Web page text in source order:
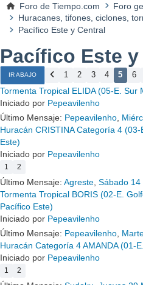
Foro de Tiempo.com
Foro
Huracanes, tifones, ciclones,
Pacífico Este y Central
Pacífico Este
IR ABAJO 1 2 3 4 5 6
Tormenta Tropical ELIDA (05-E. Sur
Iniciado por Pepeavilenho
Último Mensaje: Pepeavilenho
Huracán CRISTINA Categoría 4
Este)
Iniciado por Pepeavilenho
1 2
Último Mensaje: Agreste, Sábado 14
Tormenta Tropical BORIS (02-E.
Pacífico Este)
Iniciado por Pepeavilenho
Último Mensaje: Pepeavilenho
Huracán Categoría 4 AMANDA (01-
Iniciado por Pepeavilenho
1 2